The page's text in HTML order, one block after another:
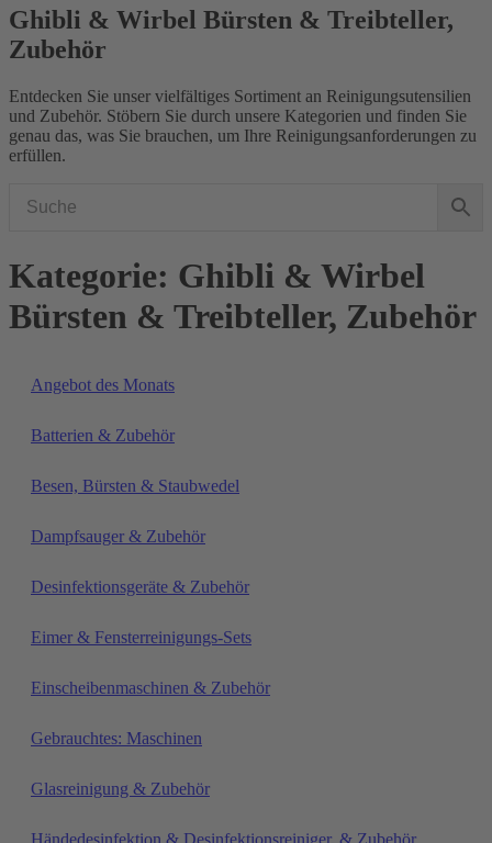
Ghibli & Wirbel Bürsten & Treibteller,
Zubehör
Entdecken Sie unser vielfältiges Sortiment an Reinigungsutensilien
und Zubehör. Stöbern Sie durch unsere Kategorien und finden Sie
genau das, was Sie brauchen, um Ihre Reinigungsanforderungen zu
erfüllen.
Kategorie: Ghibli & Wirbel
Bürsten & Treibteller, Zubehör
Angebot des Monats
Batterien & Zubehör
Besen, Bürsten & Staubwedel
Dampfsauger & Zubehör
Desinfektionsgeräte & Zubehör
Eimer & Fensterreinigungs-Sets
Einscheibenmaschinen & Zubehör
Gebrauchtes: Maschinen
Glasreinigung & Zubehör